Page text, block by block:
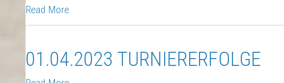
Read More
01.04.2023 TURNIERERFOLGE